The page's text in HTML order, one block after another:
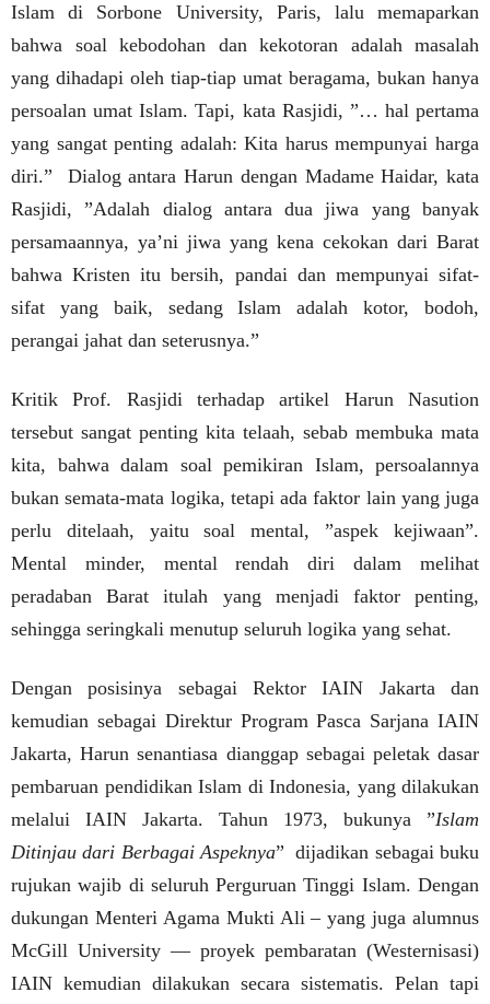
Islam di Sorbone University, Paris, lalu memaparkan
bahwa soal kebodohan dan kekotoran adalah masalah
yang dihadapi oleh tiap-tiap umat beragama, bukan hanya
persoalan umat Islam.Tapi, kata Rasjidi, ”… hal pertama
yang sangat penting adalah: Kita harus mempunyai harga
diri.”
Dialog antara Harun dengan Madame Haidar, kata
Rasjidi, ”Adalah dialog antara dua jiwa yang banyak
persamaannya, ya’ni jiwa yang kena cekokan dari Barat
bahwa Kristen itu bersih, pandai dan mempunyai sifat-
sifat yang baik, sedang Islam adalah kotor, bodoh,
perangai jahat dan seterusnya.”
Kritik Prof. Rasjidi terhadap artikel Harun Nasution
tersebut sangat penting kita telaah, sebab membuka mata
kita, bahwa dalam soal pemikiran Islam, persoalannya
bukan semata-mata logika, tetapi ada faktor lain yang juga
perlu ditelaah, yaitu soal mental, ”aspek kejiwaan”.
Mental minder, mental rendah diri dalam melihat
peradaban Barat itulah yang menjadi faktor penting,
sehingga seringkali menutup seluruh logika yang sehat.
Dengan posisinya sebagai Rektor IAIN Jakarta dan
kemudian sebagai Direktur Program Pasca Sarjana IAIN
Jakarta, Harun senantiasa dianggap sebagai peletak dasar
pembaruan pendidikan Islam di Indonesia, yang dilakukan
melalui IAIN Jakarta. Tahun 1973, bukunya ”Islam
Ditinjau dari Berbagai Aspeknya” dijadikan sebagai buku
rujukan wajib di seluruh Perguruan Tinggi Islam. Dengan
dukungan Menteri Agama Mukti Ali – yang juga alumnus
McGill University — proyek pembaratan (Westernisasi)
IAIN kemudian dilakukan secara sistematis. Pelan tapi